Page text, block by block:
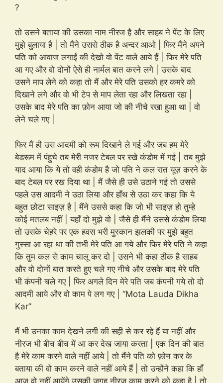
?
तो उसने बताया की उसका नाम नीरज है और साहब ने पेंट के लिए
मुझे बुलाया है | तो मैंने उससे ठीक है अन्दर आओ | फिर मैंने अपने
पति को आवाज लगाईं की देखो वो पेंट वाले आये हैं | फिर मेरे पति
आ गए और वो दोनों ऐसे ही नार्मल बात करने लगे | उसके बाद
उसने माप लेने को कहा तो मैं और मेरे पति उसको हर कमरे को
दिखाने लगे और वो भी टेप से माप लेता रहा और लिखता रहा |
उसके बाद मेरे पति का फ़ोन आया जो की नीचे रखा हुआ था | वो
लेने चले गए |
फिर मैं ही उस आदमी को रूम दिखाने ले गई और जब हम मेरे
बेडरूम में पंहुचे तब मेरी नजर टेबल पर रखे कंडोम में गई | तब मुझे
याद आया कि ये तो वही कंडोम है जो पति ने कल रात यूज़ करने के
बाद टेबल पर रख दिया था | मैं जैसे ही उसे उठाने गई तो उससे
पहले उस आदमी ने उठा लिया और हाँथ से उठा कर कहा कि ये
बहुत छोटा साइज़ है | मैंने उससे कहा कि जो भी साइज़ हो तुम्हे
कोई मतलब नहीं | यहाँ दो मुझे वो | जैसे ही मैंने उससे कंडोम लिया
तो उसके चेहरे पर एक हवस भरी मुस्कान झलकी पर मुझे बहुत
गुस्सा आ रहा था की तभी मेरे पति आ गये और फिर मेरे पति ने कहा
कि तुम कल से काम चालू कर दो | उसने भी कहा ठीक है साहब
और वो दोनों बात करते हुए चले गए नीचे और उसके बाद मेरे पति
भी कंपनी चले गए | फिर अगले दिन मेरे पति जब कंपनी गये तो दो
आदमी आये और वो काम पे लग गए | “Mota Lauda Dikha
Kar”
मैं भी उनका काम देखने लगी की सही से कर रहे हैं या नहीं और
नीरज भी बीच बीच में आ कर देख जाया करता | एक दिन की बात
है मेरे काम करने वाले नहीं आये | तो मैंने पति को फ़ोन कर के
बताया की वो काम करने वाले नहीं आये हैं | तो उन्होंने कहा कि हाँ
आज वो नहीं आयेंगे उसकी जगह नीरज काम करने को कहा है | तो